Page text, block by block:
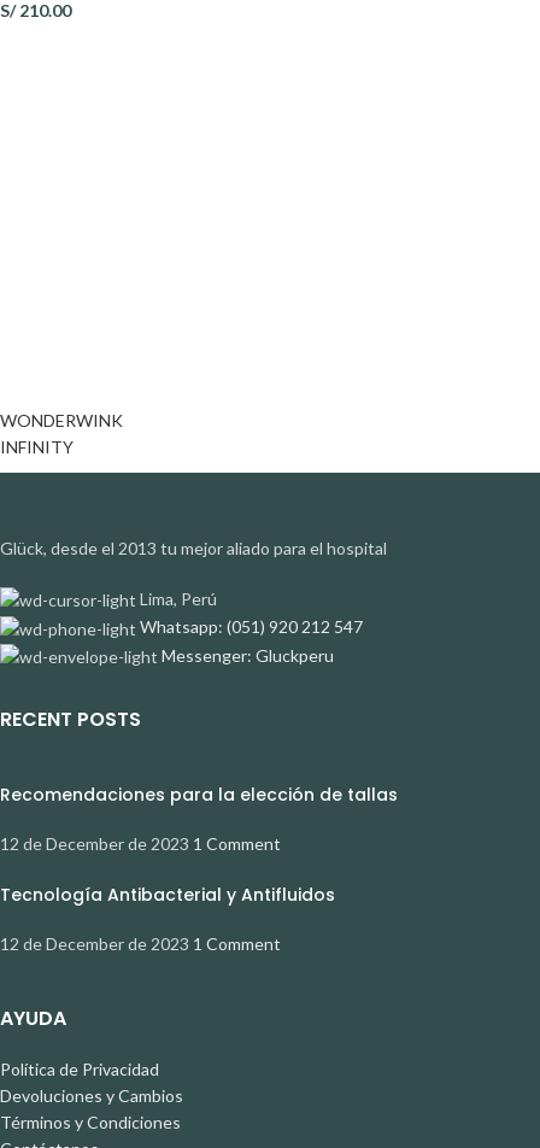
S/210.00
WONDERWINK
INFINITY
Glück, desde el 2013 tu mejor aliado para el hospital
Lima, Perú
Whatsapp: (051) 920 212 547
Messenger: Gluckperu
RECENT POSTS
Recomendaciones para la elección de tallas
12 de December de 2023 1 Comment
Tecnología Antibacterial y Antifluidos
12 de December de 2023 1 Comment
AYUDA
Política de Privacidad
Devoluciones y Cambios
Términos y Condiciones